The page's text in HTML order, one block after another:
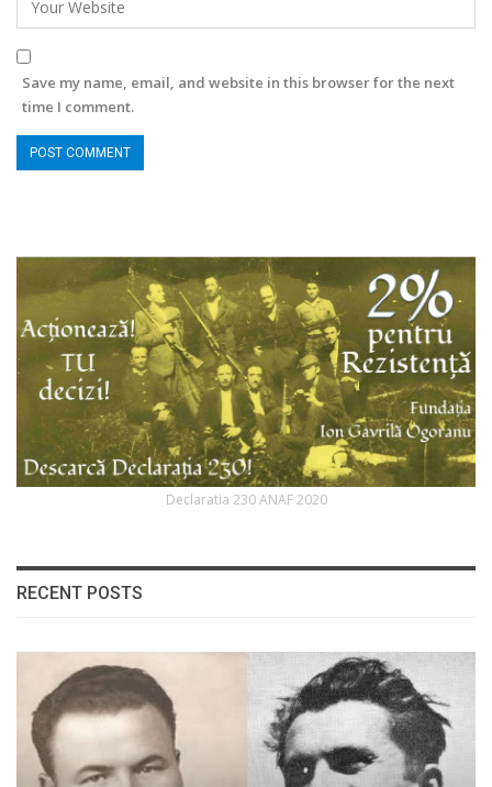
Save my name, email, and website in this browser for the next
time I comment.
Declaratia 230 ANAF 2020
RECENT POSTS